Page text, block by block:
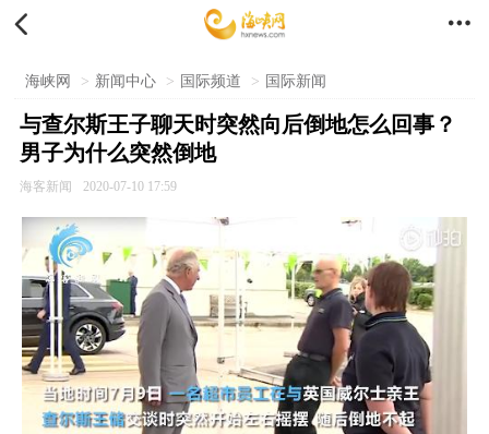
 
海峡网 > 新闻中心 > 国际频道 > 国际新闻
与查尔斯王子聊天时突然向后倒地怎么回事？
男子为什么突然倒地
海客新闻 2020-07-10 17:59